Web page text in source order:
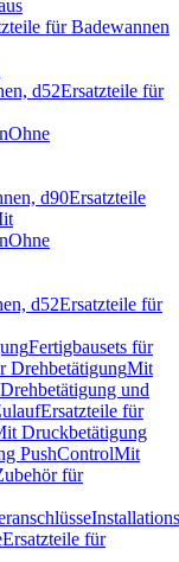
für Badewannen
d52Ersatzteile für
Ohne
d90Ersatzteile
Ohne
d52Ersatzteile für
Fertigbausets für
DrehbetätigungMit
und
Ersatzteile für
Druckbetätigung
PushControlMit
für
Ersatzteile für